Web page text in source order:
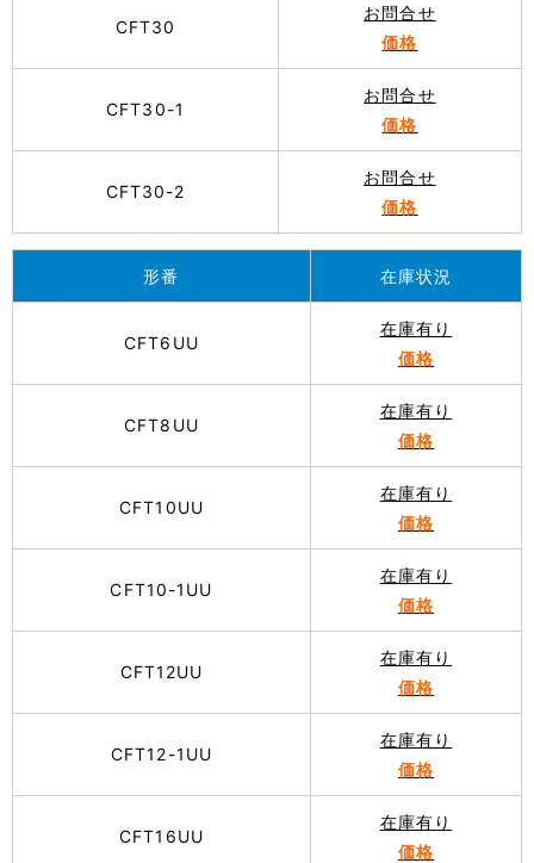
CFT30
お問合せ
価格
CFT30-1
お問合せ
価格
CFT30-2
お問合せ
価格
形番 在庫状況
CFT6UU
在庫有り
価格
CFT8UU
在庫有り
価格
CFT10UU
在庫有り
価格
CFT10-1UU
在庫有り
価格
CFT12UU
在庫有り
価格
CFT12-1UU
在庫有り
価格
CFT16UU
在庫有り
価格